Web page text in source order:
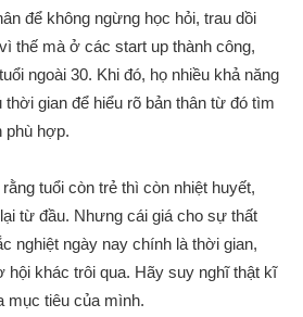
để không ngừng học hỏi, trau dồi
thế mà ở các start up thành công,
ngoài 30. Khi đó, họ nhiều khả năng
gian để hiểu rõ bản thân từ đó tìm
phù hợp.
tuổi còn trẻ thì còn nhiệt huyết,
từ đầu. Nhưng cái giá cho sự thất
nghiệt ngày nay chính là thời gian,
hội khác trôi qua. Hãy suy nghĩ thật kĩ
mục tiêu của mình.